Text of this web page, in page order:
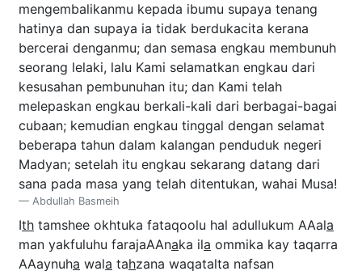
mengembalikanmu kepada ibumu supaya tenang
hatinya dan supaya ia tidak berdukacita kerana
bercerai denganmu; dan semasa engkau membunuh
seorang lelaki, lalu Kami selamatkan engkau dari
kesusahan pembunuhan itu; dan Kami telah
melepaskan engkau berkali-kali dari berbagai-bagai
cubaan; kemudian engkau tinggal dengan selamat
beberapa tahun dalam kalangan penduduk negeri
Madyan; setelah itu engkau sekarang datang dari
sana pada masa yang telah ditentukan, wahai Musa!
Abdullah Basmeih
Ith tamshee okhtuka fataqoolu hal adullukum AAala
man yakfuluhu farajaAAnaka ila ommika kay taqarra
AAaynuha wala tahzana waqatalta nafsan